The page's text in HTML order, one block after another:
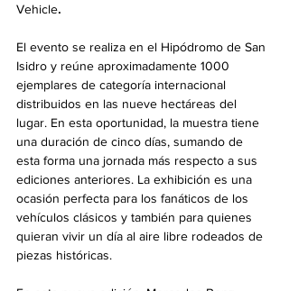
Vehicle.
El evento se realiza en el Hipódromo de San
Isidro y reúne aproximadamente 1000
ejemplares de categoría internacional
distribuidos en las nueve hectáreas del
lugar. En esta oportunidad, la muestra tiene
una duración de cinco días, sumando de
esta forma una jornada más respecto a sus
ediciones anteriores. La exhibición es una
ocasión perfecta para los fanáticos de los
vehículos clásicos y también para quienes
quieran vivir un día al aire libre rodeados de
piezas históricas.